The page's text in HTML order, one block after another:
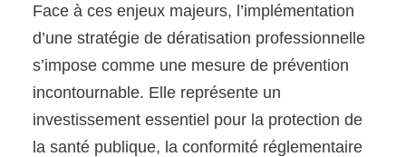
Face à ces enjeux majeurs, l’implémentation
d’une stratégie de dératisation professionnelle
s’impose comme une mesure de prévention
incontournable. Elle représente un
investissement essentiel pour la protection de
la santé publique, la conformité réglementaire